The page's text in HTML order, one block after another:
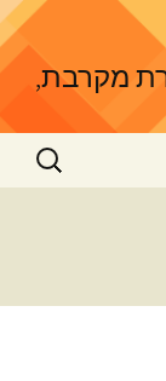
מקרבת,
חיפוש: